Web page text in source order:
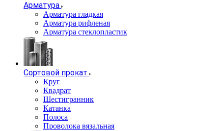
Арматура
Арматура гладкая
Арматура рифленая
Арматура стеклопластик
Сортовой прокат
Круг
Квадрат
Шестигранник
Катанка
Полоса
Проволока вязальная